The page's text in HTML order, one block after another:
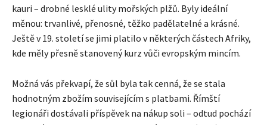
kauri – drobné lesklé ulity mořských plžů. Byly ideální
měnou: trvanlivé, přenosné, těžko padělatelné a krásné.
Ještě v 19. století se jimi platilo v některých částech Afriky,
kde měly přesně stanovený kurz vůči evropským mincím.
Možná vás překvapí, že sůl byla tak cenná, že se stala
hodnotným zbožím souvisejícím s platbami. Římští
legionáři dostávali příspěvek na nákup soli – odtud pochází